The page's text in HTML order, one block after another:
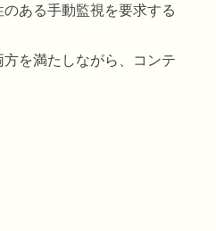
ある手動監視を要求する
を満たしながら、コンテ